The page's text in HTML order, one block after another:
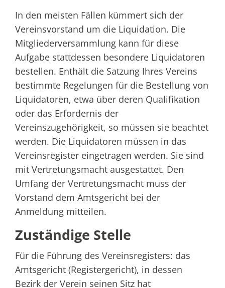
In den meisten Fällen kümmert sich der
Vereinsvorstand um die Liquidation. Die
Mitgliederversammlung kann für diese
Aufgabe stattdessen besondere Liquidatoren
bestellen. Enthält die Satzung Ihres Vereins
bestimmte Regelungen für die Bestellung von
Liquidatoren, etwa über deren Qualifikation
oder das Erfordernis der
Vereinszugehörigkeit, so müssen sie beachtet
werden. Die Liquidatoren müssen in das
Vereinsregister eingetragen werden. Sie sind
mit Vertretungsmacht ausgestattet. Den
Umfang der Vertretungsmacht muss der
Vorstand dem Amtsgericht bei der
Anmeldung mitteilen.
Zuständige Stelle
Für die Führung des Vereinsregisters: das
Amtsgericht (Registergericht), in dessen
Bezirk der Verein seinen Sitz hat